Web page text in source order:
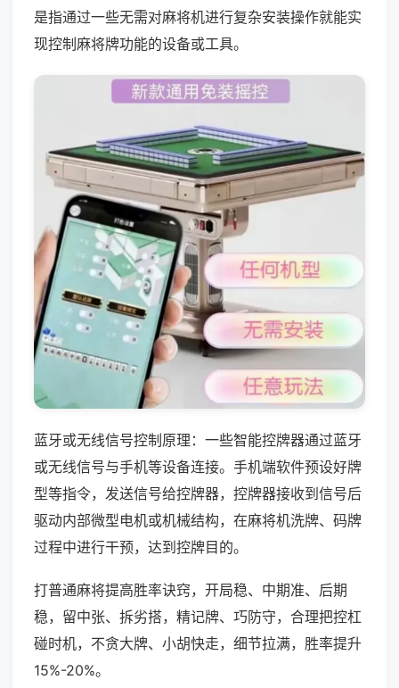
是指通过一些无需对麻将机进行复杂安装操作就能实
现控制麻将牌功能的设备或工具。
蓝牙或无线信号控制原理：一些智能控牌器通过蓝牙
或无线信号与手机等设备连接。手机端软件预设好牌
型等指令，发送信号给控牌器，控牌器接收到信号后
驱动内部微型电机或机械结构，在麻将机洗牌、码牌
过程中进行干预，达到控牌目的。
打普通麻将提高胜率诀窍，开局稳、中期准、后期
稳，留中张、拆劣搭，精记牌、巧防守，合理把控杠
碰时机，不贪大牌、小胡快走，细节拉满，胜率提升
15%-20%。